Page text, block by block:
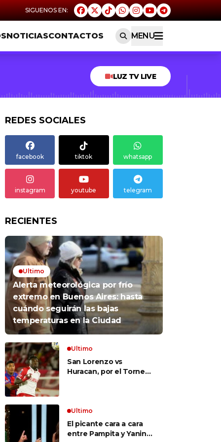
NOTICIASCONTACTOS MENU
LUZ TV LIVE
REDES SOCIALES
facebook tiktok whatsapp
instagram youtube telegram
RECIENTES
Ultimo
Alerta meteorológica por frío
extremo en Buenos Aires: hasta
cuándo seguirán las bajas
temperaturas en la Ciudad
Ultimo
San Lorenzo vs
Huracan, por el Torneo
el clásico
Ultimo
El picante cara a cara
entre Pampita y Yanina